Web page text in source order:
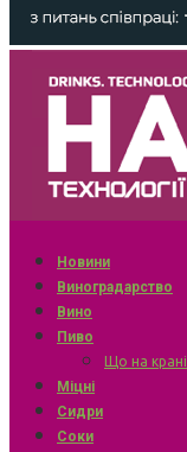
Новини
Виноградарство
Вино
Пиво
Що на крані
Міцні
Сидри
Соки